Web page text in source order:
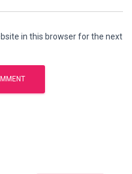
in this browser for the next